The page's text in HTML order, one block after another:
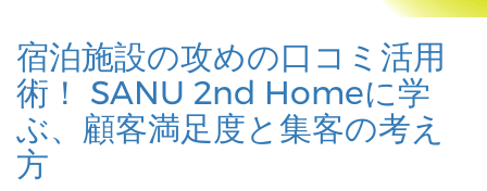
宿泊施設の攻めの口コミ活用
術！ SANU 2nd Homeに学
ぶ、顧客満足度と集客の考え
方